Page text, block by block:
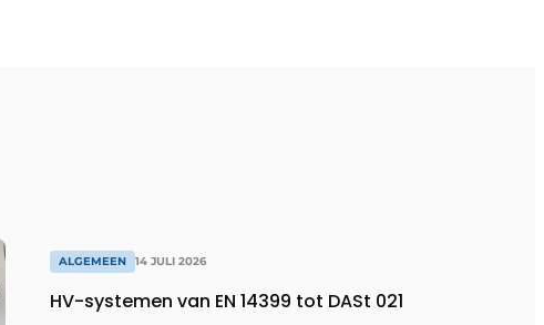
ALGEMEEN 14 JULI 2026
HV-systemen van EN 14399 tot DASt 021